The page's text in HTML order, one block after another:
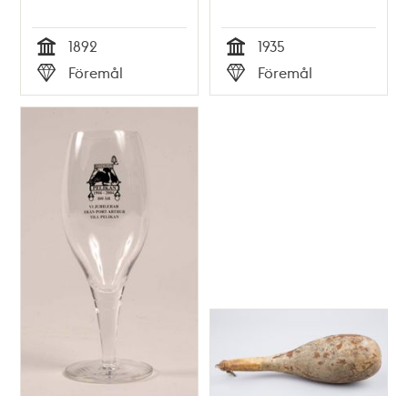
Tid
1892
Typ
Föremål Tid
1935
Typ
Föremål